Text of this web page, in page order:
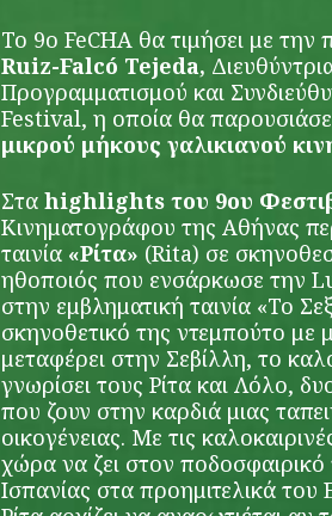
Το 9ο FeCHA θα τιμήσει με την
Ruiz-Falcó Tejeda,
Προγραμματισμού και
Festival, η οποία θα
μικρού μήκους γαλικιανού
Στα highlights του 9ου
Κινηματογράφου της Αθήνας
ταινία «Ρίτα» (Rita) σε
ηθοποιός που ενσάρκωσε την
στην εμβληματική ταινία «Το
σκηνοθετικό της ντεμπούτο με
μεταφέρει στην Σεβίλλη, το
γνωρίσει τους Ρίτα και Λόλο,
που ζουν στην καρδιά μιας
οικογένειας. Με τις
χώρα να ζει στον
Ισπανίας στα προημιτελικά